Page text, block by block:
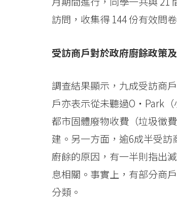
訪問，收集得 144 份有效問卷
受訪商戶對於政府廚餘政策
調查結果顯示，九成受訪商
戶亦表示從未聽過O‧Park
都市固體廢物收費（垃圾徵
建。另一方面，逾6成半受
廚餘的原因，有一半則指出
息相關。事實上，有部分商
分類。